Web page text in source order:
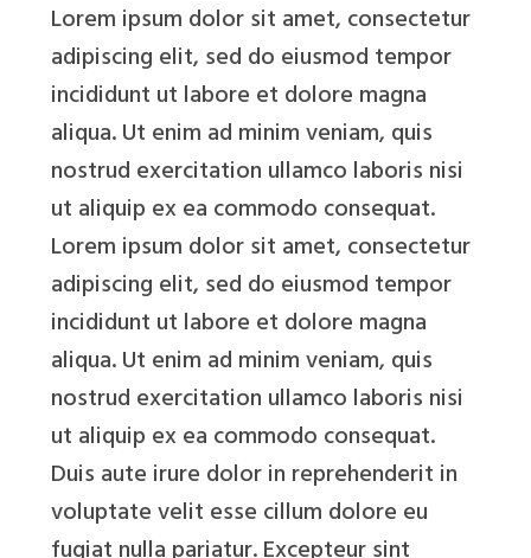
Lorem ipsum dolor sit amet, consectetur
adipiscing elit, sed do eiusmod tempor
incididunt ut labore et dolore magna
aliqua. Ut enim ad minim veniam, quis
nostrud exercitation ullamco laboris nisi
ut aliquip ex ea commodo consequat.
Lorem ipsum dolor sit amet, consectetur
adipiscing elit, sed do eiusmod tempor
incididunt ut labore et dolore magna
aliqua. Ut enim ad minim veniam, quis
nostrud exercitation ullamco laboris nisi
ut aliquip ex ea commodo consequat.
Duis aute irure dolor in reprehenderit in
voluptate velit esse cillum dolore eu